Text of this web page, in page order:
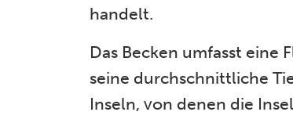
handelt.
Das Becken umfasst eine
seine durchschnittliche
Inseln, von denen die